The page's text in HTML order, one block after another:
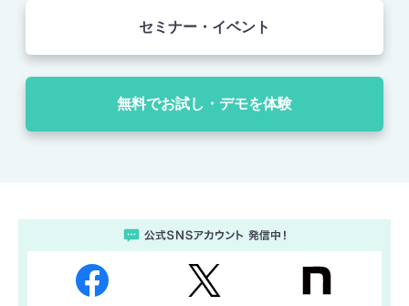
セミナー・イベント
無料でお試し・デモを体験